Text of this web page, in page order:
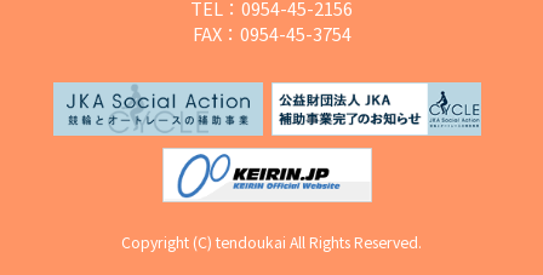
TEL： 0954-45-2156
FAX：0954-45-3754
Copyright (C) tendoukai All Rights Reserved.